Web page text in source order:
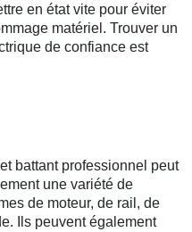
en état vite pour éviter
matériel. Trouver un
de confiance est
battant professionnel peut
une variété de
de moteur, de rail, de
Ils peuvent également